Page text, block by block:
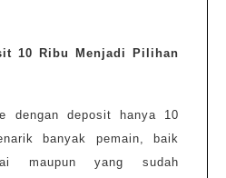
10 Ribu Menjadi Pilihan
dengan deposit hanya 10
banyak pemain, baik
maupun yang sudah